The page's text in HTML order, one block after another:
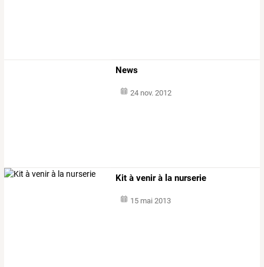
News
24 nov. 2012
Kit à venir à la nurserie
15 mai 2013